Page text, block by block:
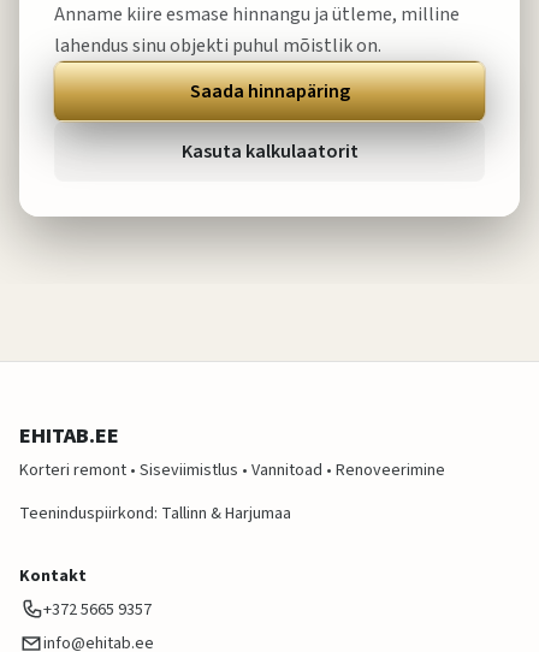
Anname kiire esmase hinnangu ja ütleme, milline
lahendus sinu objekti puhul mõistlik on.
Saada hinnapäring
Kasuta kalkulaatorit
EHITAB.EE
Korteri remont • Siseviimistlus • Vannitoad • Renoveerimine
Teeninduspiirkond: Tallinn & Harjumaa
Kontakt
+372 5665 9357
info@ehitab.ee